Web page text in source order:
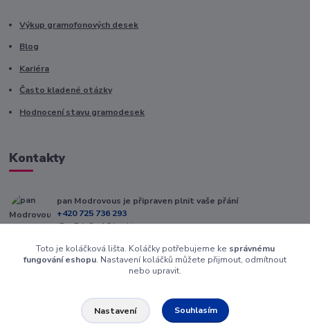
Výkup gramofonových desek
Blog
Kariéra
Často kladené otázky
Hodnocení stavu gramodesek
Kontakty
pan Modrovous je připraven plnit vaše přání
+420 725 736 293
(Po-Pá, 8 - 16 hod.)
info@modrovous.cz
Toto je koláčková lišta. Koláčky potřebujeme ke správnému
fungování eshopu. Nastavení koláčků můžete přijmout, odmítnout
nebo upravit.
Nastavení Souhlasím